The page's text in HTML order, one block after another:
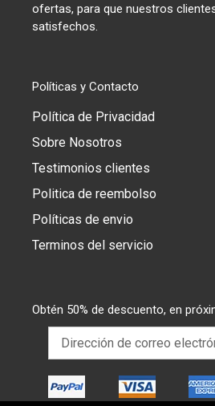
ofertas, para que nuestros
satisfechos.
Políticas y Contacto
Política de Privacidad
Sobre Nosotros
Testimonios clientes
Politica de reembolso
Políticas de envio
Terminos del servicio
Obtén 50% de descuento, en